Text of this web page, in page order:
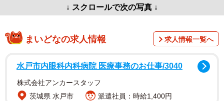
↓ スクロールで次の写真 ↓
まいどなの求人情報 求人情報一覧へ
水戸市内眼科内科病院 医療事務のお仕事/3040
株式会社アンカースタッフ
茨城県 水戸市
派遣社員：時給1,400円